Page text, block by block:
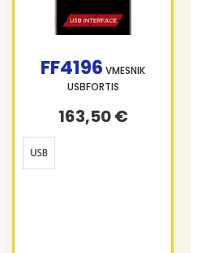
FF4196 VMESNIK
USBFORTIS
163,50 €